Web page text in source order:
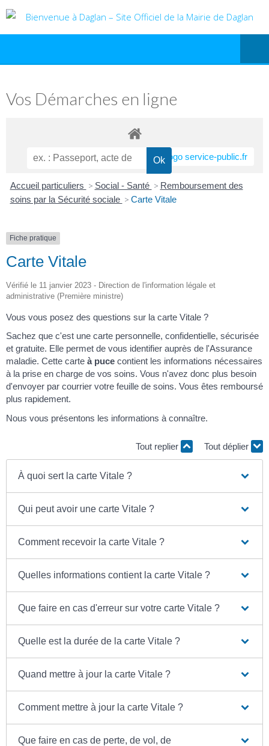
Vos Démarches en ligne
Accueil particuliers > Social - Santé > Remboursement des
soins par la Sécurité sociale > Carte Vitale
Fiche pratique
Carte Vitale
Vérifié le 11 janvier 2023 - Direction de l'information légale et
administrative (Première ministre)
Vous vous posez des questions sur la carte Vitale ?
Sachez que c'est une carte personnelle, confidentielle, sécurisée
et gratuite. Elle permet de vous identifier auprès de l'Assurance
maladie. Cette carte à puce contient les informations nécessaires
à la prise en charge de vos soins. Vous n'avez donc plus besoin
d'envoyer par courrier votre feuille de soins. Vous êtes remboursé
plus rapidement.
Nous vous présentons les informations à connaître.
Tout replier Tout déplier
À quoi sert la carte Vitale ?
Qui peut avoir une carte Vitale ?
Comment recevoir la carte Vitale ?
Quelles informations contient la carte Vitale ?
Que faire en cas d'erreur sur votre carte Vitale ?
Quelle est la durée de la carte Vitale ?
Quand mettre à jour la carte Vitale ?
Comment mettre à jour la carte Vitale ?
Que faire en cas de perte, de vol, de